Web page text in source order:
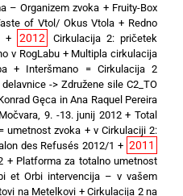
– Organizem zvoka + Fruity-Box
of Vtol/ Okus Vtola + Redno
+ 2012
Cirkulacija 2: pričetek
v RogLabu+ Multipla cirkulacija
+ Interšmano = Cirkulacija 2
-> Združene sile C2_TO
Gęca in Ana Raquel Pereira
9. -13. junij 2012+Total
umetnost zvoka + v Cirkulaciji 2:
des Refusés 2012/1 + 2011
+ Platforma za totalno umetnost
et Orbi intervencija – v vašem
na Metelkovi + Cirkulacija 2 na